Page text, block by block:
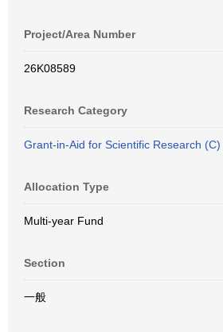
Project/Area Number
26K08589
Research Category
Grant-in-Aid for Scientific Research (C)
Allocation Type
Multi-year Fund
Section
一般